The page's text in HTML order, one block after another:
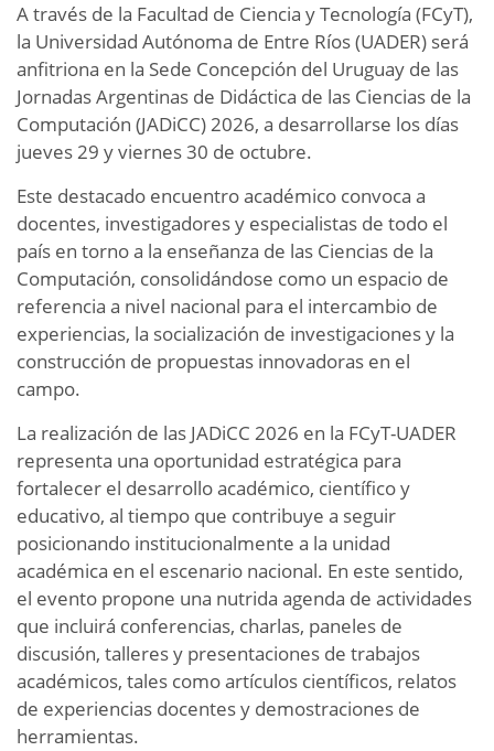
A través de la Facultad de Ciencia y Tecnología (FCyT),
la Universidad Autónoma de Entre Ríos (UADER) será
anfitriona en la Sede Concepción del Uruguay de las
Jornadas Argentinas de Didáctica de las Ciencias de la
Computación (JADiCC) 2026, a desarrollarse los días
jueves 29 y viernes 30 de octubre.
Este destacado encuentro académico convoca a
docentes, investigadores y especialistas de todo el
país en torno a la enseñanza de las Ciencias de la
Computación, consolidándose como un espacio de
referencia a nivel nacional para el intercambio de
experiencias, la socialización de investigaciones y la
construcción de propuestas innovadoras en el
campo.
La realización de las JADiCC 2026 en la FCyT-UADER
representa una oportunidad estratégica para
fortalecer el desarrollo académico, científico y
educativo, al tiempo que contribuye a seguir
posicionando institucionalmente a la unidad
académica en el escenario nacional. En este sentido,
el evento propone una nutrida agenda de actividades
que incluirá conferencias, charlas, paneles de
discusión, talleres y presentaciones de trabajos
académicos, tales como artículos científicos, relatos
de experiencias docentes y demostraciones de
herramientas.